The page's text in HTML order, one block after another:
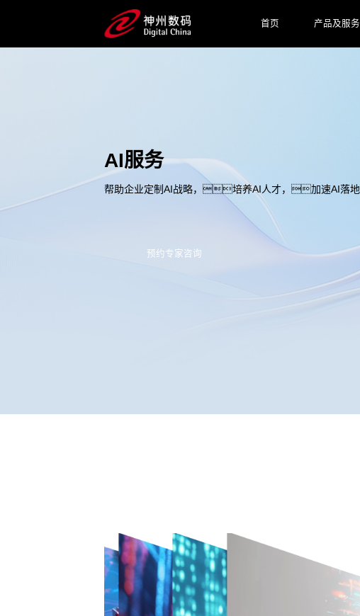
首页 产品及服务
AI服务
帮助企业定制AI战略，培养AI人才，加速AI落地
预约专家咨询